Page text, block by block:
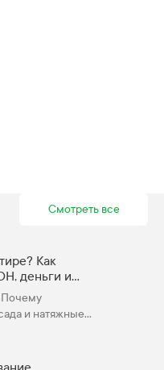
Смотреть все
Как
деньги и
Почему
и натяжные